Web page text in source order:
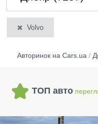
Volvo
Авторинок на Cars.ua /
ТОП авто